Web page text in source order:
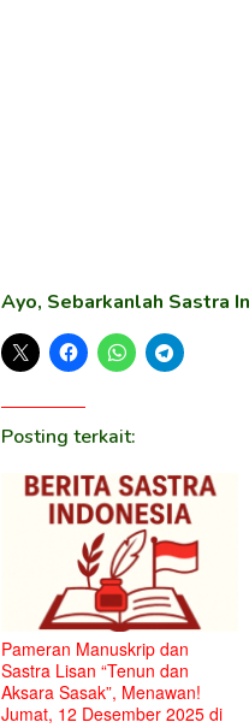
Ayo, Sebarkanlah Sastra
Posting terkait:
Pameran Manuskrip dan
Sastra Lisan “Tenun dan
Aksara Sasak”, Menawan!
Jumat, 12 Desember 2025 di